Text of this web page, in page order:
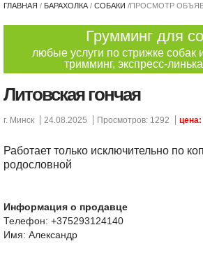
ГЛАВНАЯ / БАРАХОЛКА / СОБАКИ /ПРОСМОТР
Грумминг для
любые услуги по стрижке собак
тримминг, экспресс-
Литовская гончая
г. Минск 24.08.2025 Просмотров: 1292 цена:
Работает только исключительно по
родословной
Информация о продавце
Телефон: +375293124140
Имя: Александр